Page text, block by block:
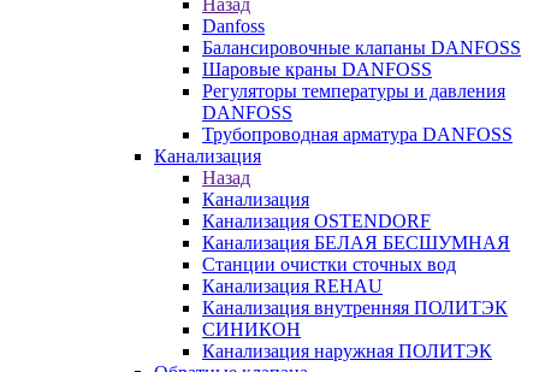
Назад
Danfoss
Балансировочные клапаны DANFOSS
Шаровые краны DANFOSS
Регуляторы температуры и давления
DANFOSS
Трубопроводная арматура DANFOSS
Канализация
Назад
Канализация
Канализация OSTENDORF
Канализация БЕЛАЯ БЕСШУМНАЯ
Станции очистки сточных вод
Канализация REHAU
Канализация внутренняя ПОЛИТЭК
СИНИКОН
Канализация наружная ПОЛИТЭК